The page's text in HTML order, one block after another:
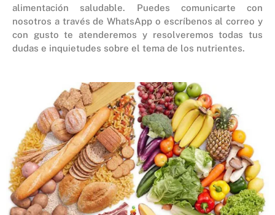
alimentación saludable. Puedes comunicarte con
nosotros a través de WhatsApp o escríbenos al correo y
con gusto te atenderemos y resolveremos todas tus
dudas e inquietudes sobre el tema de los nutrientes.